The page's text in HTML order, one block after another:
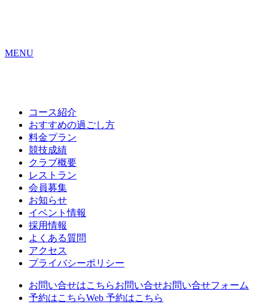
MENU
コース紹介
おすすめの過ごし方
料金プラン
競技成績
クラブ概要
レストラン
会員募集
お知らせ
イベント情報
採用情報
よくある質問
アクセス
プライバシーポリシー
お問い合せはこちらお問い合せお問い合せフォーム
予約はこちらWeb 予約はこちら